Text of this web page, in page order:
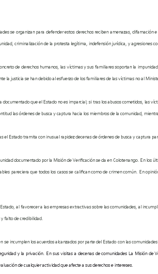
se organizan para defender estos derechos reciben amenazas, difamación
criminalización de la protesta legítima, indefensión jurídica, y agresiones
de derechos humanos, las víctimas y sus familiares soportan la
la justicia se han debido al esfuerzo de los familiares de las víctimas no al
documentado que el Estado no es imparcial; si tras los abusos cometidos, las
las órdenes de busca y captura hacia los miembros de la comunidad,
el Estado tramita con inusual rapidez decenas de órdenes de busca y captura
documentado por la Misión de Verificación se da en Colotenango. En los
pareciera que todos los casos se califican como de crimen común. En
al favorecer a las empresas extractivas sobre las comunidades, al
y falto de credibilidad.
se incumplen los acuerdos alcanzados por parte del Estado con las
y la privación. En sus visitas a decenas de comunidades La Misión
de cualquier actividad que afecte a sus derechos e intereses.